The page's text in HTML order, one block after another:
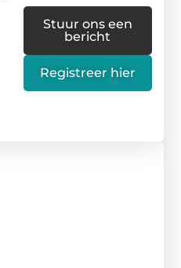
Stuur ons een
bericht
Registreer hier